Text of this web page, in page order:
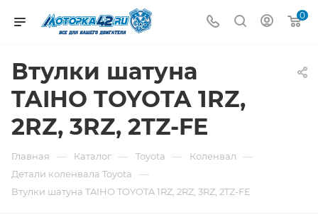
0
Втулки шатуна
TAIHO TOYOTA 1RZ,
2RZ, 3RZ, 2TZ-FE
Главная — Каталог — Toyota — Коленвал —
Детали коленвала Toyota —
Втулки шатуна TAIHO TOYOTA 1RZ, 2RZ, 3RZ, 2TZ-FE